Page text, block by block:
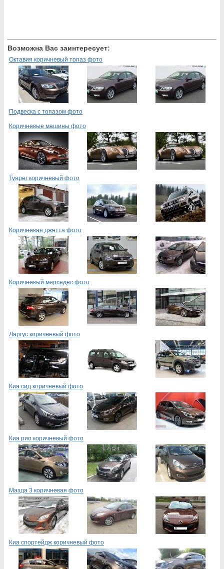
Возможна Вас заинтересует:
Октавия коричневый топаз фото
Подвеска с топазом фото
Коричневые машины фото
Туарег коричневый фото
Коричневая джетта фото
Коричневый мерседес фото
Ларгус коричневый фото
Киа сид коричневый фото
Киа рио коричневый фото
Мазда 3 коричневая фото
Киа спортейдж коричневый фото